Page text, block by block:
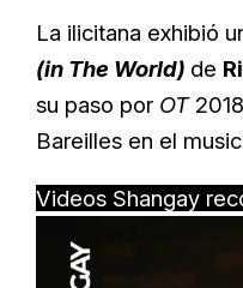
La ilicitana exhibió
(in The World) de
su paso por OT
Bareilles en el
Videos Shangay